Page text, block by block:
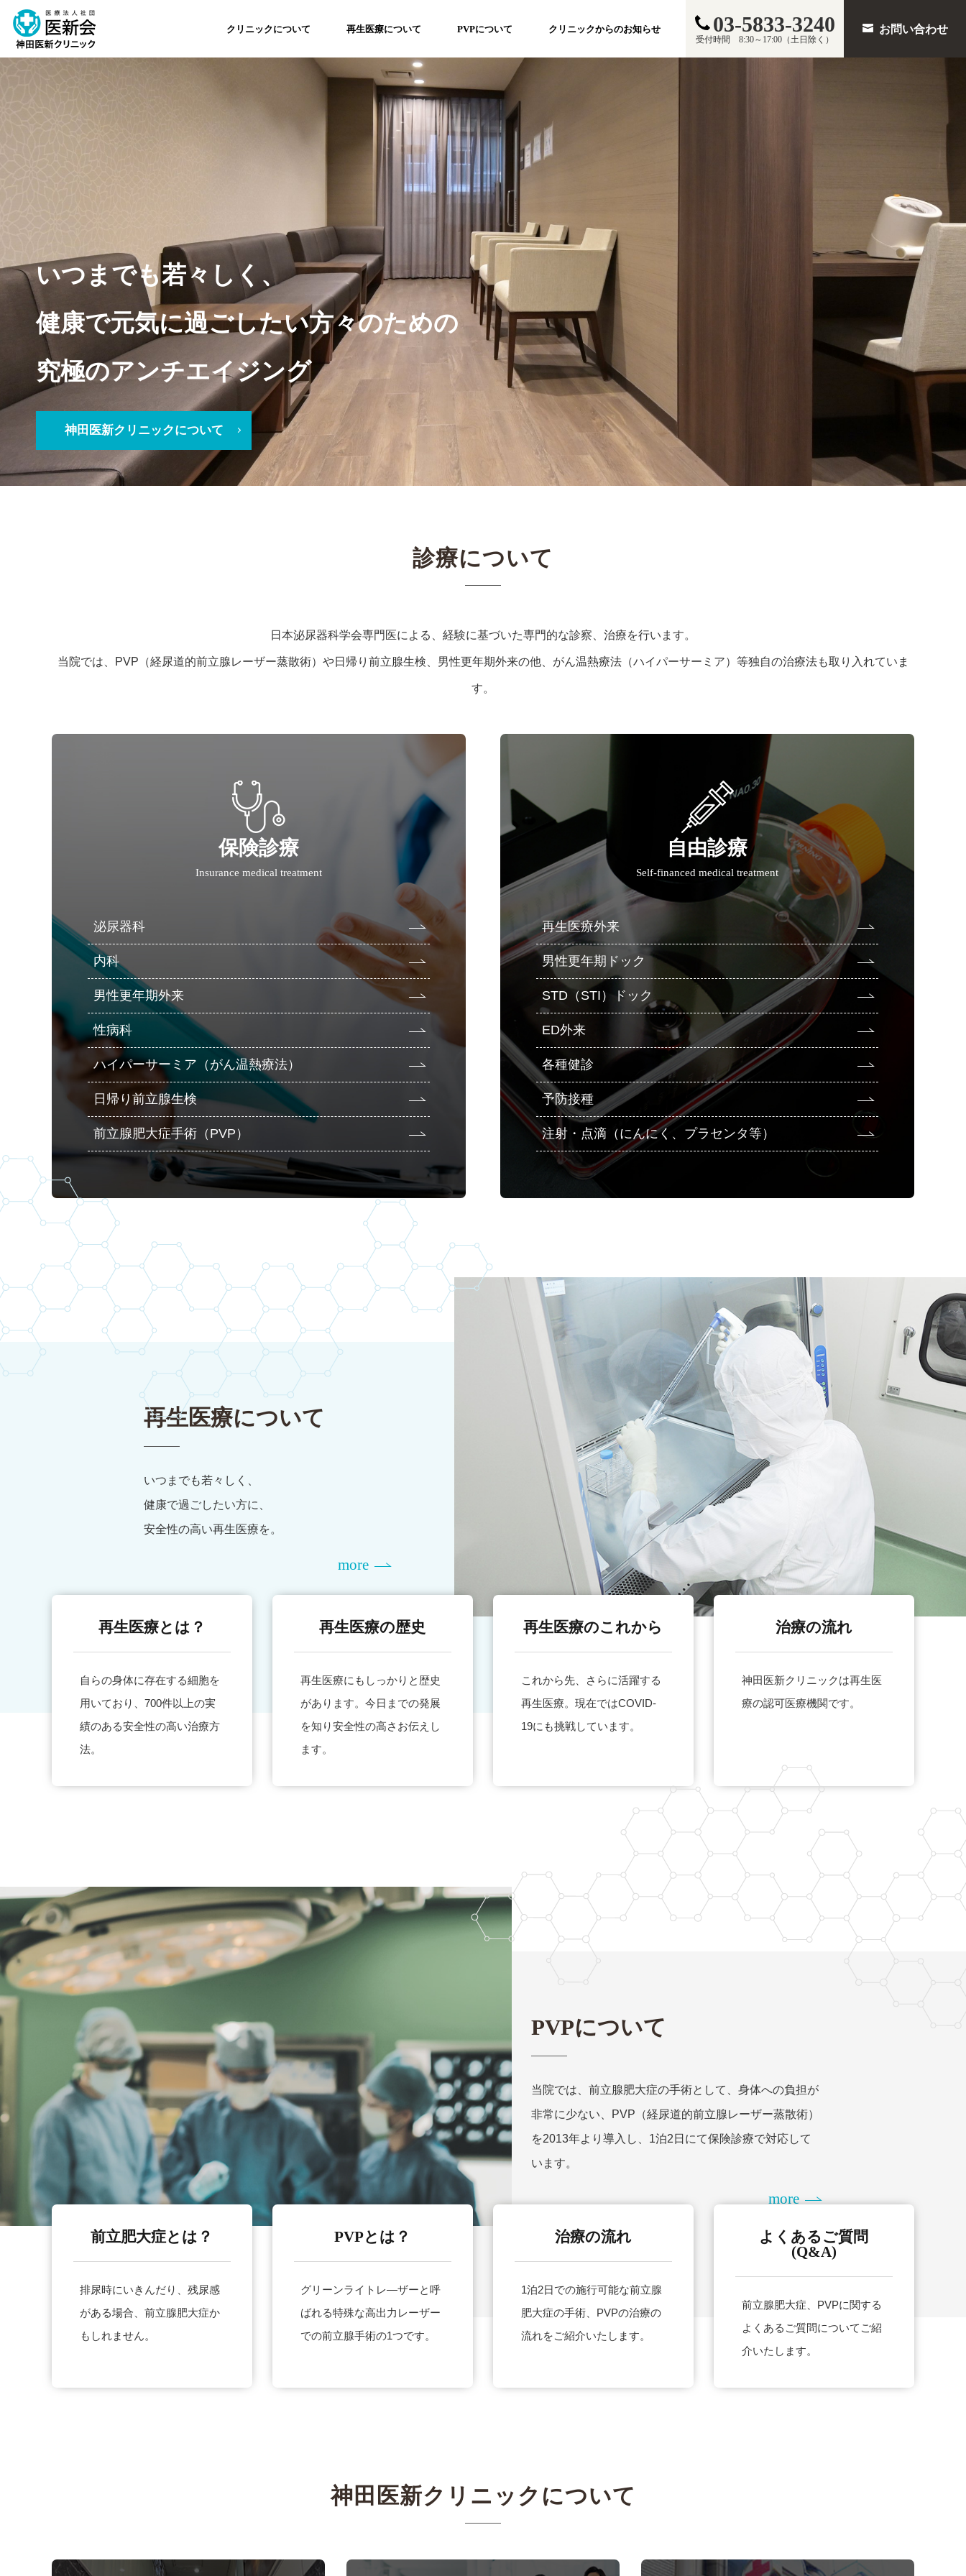
クリニックについて 再生医療について PVPについて クリニックからのお知らせ 03-5833-3240
受付時間 8:30～17:00（土日除く）
お問い合わせ
いつまでも若々しく、
健康で元気に過ごしたい方々のための
究極のアンチエイジング
神田医新クリニックについて
診療について
日本泌尿器科学会専門医による、経験に基づいた専門的な診察、治療を行います。
当院では、PVP（経尿道的前立腺レーザー蒸散術）や日帰り前立腺生検、男性更年期外来の他、がん温熱療法（ハイパーサーミア）等独自の治療法も取り入れていま
す。
保険診療
Insurance medical treatment
泌尿器科
内科
男性更年期外来
性病科
ハイパーサーミア（がん温熱療法）
日帰り前立腺生検
前立腺肥大症手術（PVP）
自由診療
Self-financed medical treatment
再生医療外来
男性更年期ドック
STD（STI）ドック
ED外来
各種健診
予防接種
注射・点滴（にんにく、プラセンタ等）
再生医療について
いつまでも若々しく、
健康で過ごしたい方に、
安全性の高い再生医療を。
more
再生医療とは？
自らの身体に存在する細胞を
用いており、700件以上の実
績のある安全性の高い治療方
法。
再生医療の歴史
再生医療にもしっかりと歴史
があります。今日までの発展
を知り安全性の高さお伝えし
ます。
再生医療のこれから
これから先、さらに活躍する
再生医療。現在ではCOVID-
19にも挑戦しています。
治療の流れ
神田医新クリニックは再生医
療の認可医療機関です。
PVPについて
当院では、前立腺肥大症の手術として、身体への負担が
非常に少ない、PVP（経尿道的前立腺レーザー蒸散術）
を2013年より導入し、1泊2日にて保険診療で対応して
います。
more
前立肥大症とは？
排尿時にいきんだり、残尿感
がある場合、前立腺肥大症か
もしれません。
PVPとは？
グリーンライトレ―ザーと呼
ばれる特殊な高出力レーザー
での前立腺手術の1つです。
治療の流れ
1泊2日での施行可能な前立腺
肥大症の手術、PVPの治療の
流れをご紹介いたします。
よくあるご質問
(Q&A)
前立腺肥大症、PVPに関する
よくあるご質問についてご紹
介いたします。
神田医新クリニックについて